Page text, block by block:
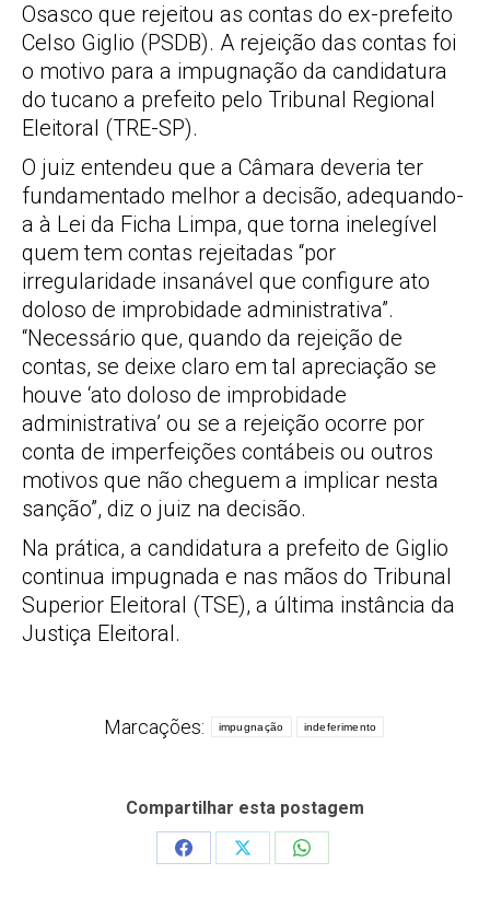
Osasco que rejeitou as contas do ex-prefeito
Celso Giglio (PSDB). A rejeição das contas foi
o motivo para a impugnação da candidatura
do tucano a prefeito pelo Tribunal Regional
Eleitoral (TRE-SP).
O juiz entendeu que a Câmara deveria ter
fundamentado melhor a decisão, adequando-
a à Lei da Ficha Limpa, que torna inelegível
quem tem contas rejeitadas “por
irregularidade insanável que configure ato
doloso de improbidade administrativa”.
“Necessário que, quando da rejeição de
contas, se deixe claro em tal apreciação se
houve ‘ato doloso de improbidade
administrativa’ ou se a rejeição ocorre por
conta de imperfeições contábeis ou outros
motivos que não cheguem a implicar nesta
sanção”, diz o juiz na decisão.
Na prática, a candidatura a prefeito de Giglio
continua impugnada e nas mãos do Tribunal
Superior Eleitoral (TSE), a última instância da
Justiça Eleitoral.
Marcações: impugnação indeferimento
Compartilhar esta postagem
Share
Share
Share